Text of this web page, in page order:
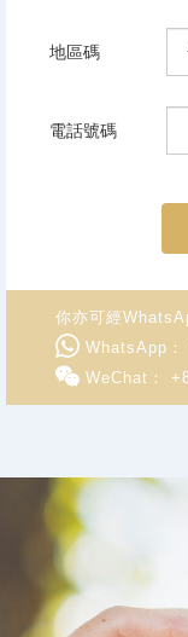
地區碼
電話號碼
你亦可經
WhatsApp
WeChat：